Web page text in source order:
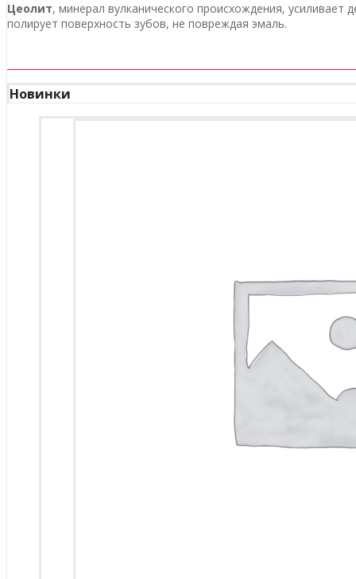
Цеолит, минерал вулканического происхождения,
полирует поверхность зубов, не повреждая эмаль.
Новинки